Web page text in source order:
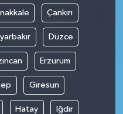
Çankırı
Düzce
Erzurum
Giresun
Hatay Iğdır